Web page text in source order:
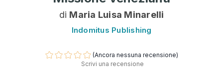
di Maria Luisa Minarelli
Indomitus Publishing
(Ancora nessuna recensione)
Scrivi una recensione